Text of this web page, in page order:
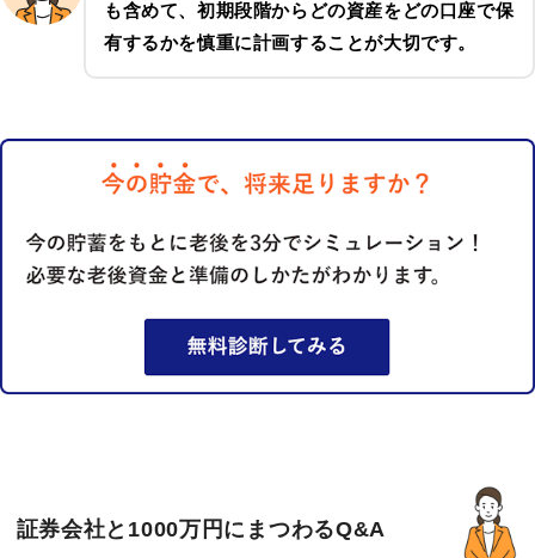
も含めて、初期段階からどの資産をどの口座で保
有するかを慎重に計画することが大切です。
証券会社と1000万円にまつわるQ&A